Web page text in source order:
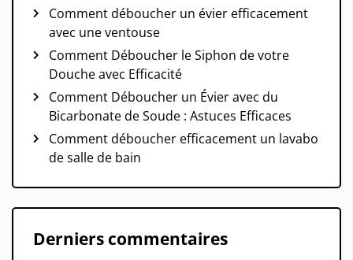
Comment déboucher un évier efficacement
avec une ventouse
Comment Déboucher le Siphon de votre
Douche avec Efficacité
Comment Déboucher un Évier avec du
Bicarbonate de Soude : Astuces Efficaces
Comment déboucher efficacement un lavabo
de salle de bain
Derniers commentaires